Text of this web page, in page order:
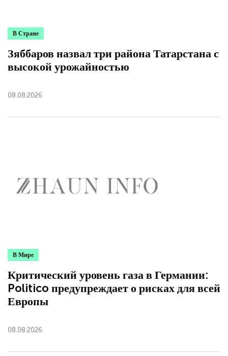
В Стране
Зяббаров назвал три района Татарстана с
высокой урожайностью
08.08.2026
В Мире
Критический уровень газа в Германии:
Politico предупреждает о рисках для всей
Европы
08.08.2026